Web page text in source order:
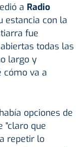
a Radio
estancia con la
fue
todas las
largo y
cómo va a
opciones de
"claro que
repetir lo